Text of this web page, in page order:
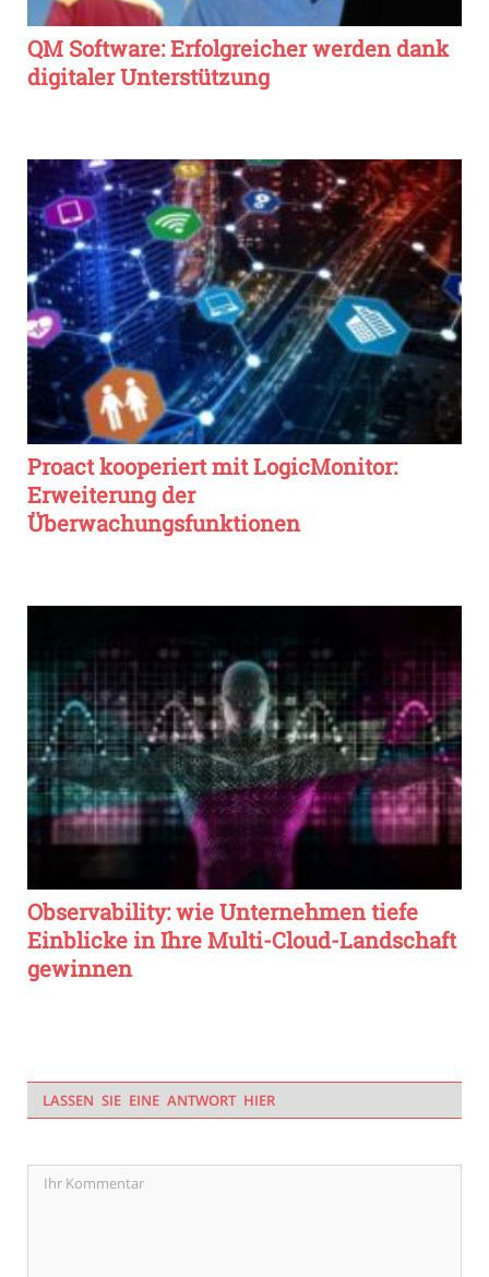
QM Software: Erfolgreicher werden dank
digitaler Unterstützung
Proact kooperiert mit LogicMonitor:
Erweiterung der
Überwachungsfunktionen
Observability: wie Unternehmen tiefe
Einblicke in Ihre Multi-Cloud-Landschaft
gewinnen
LASSEN SIE EINE ANTWORT HIER